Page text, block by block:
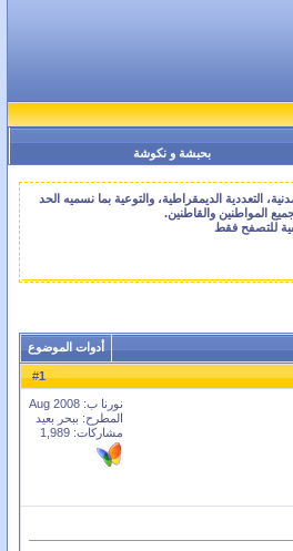
بحبشة و نكوشة
الديمقراطية، والتوعية بما نسميه الحد
المواطنين والقاطنين.
أدوات الموضوع
#
1
نورنا ب: Aug 2008
المطرح: ببحر بعيد
مشاركات: 1,989